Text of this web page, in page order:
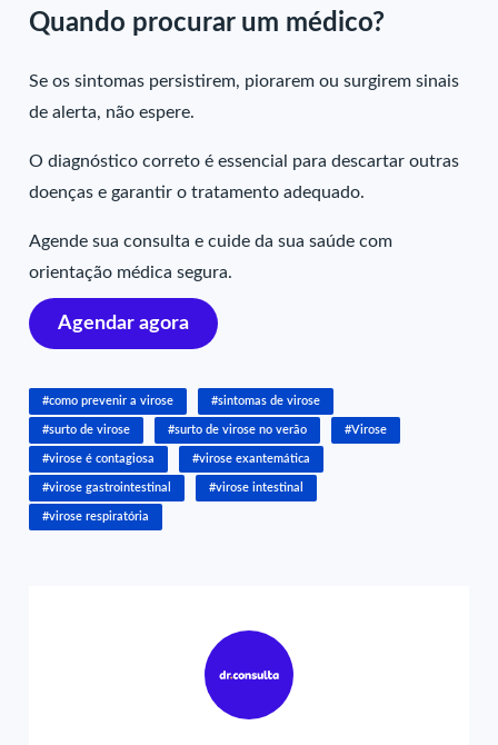
Quando procurar um médico?
Se os sintomas persistirem, piorarem ou surgirem sinais
de alerta, não espere.
O diagnóstico correto é essencial para descartar outras
doenças e garantir o tratamento adequado.
Agende sua consulta e cuide da sua saúde com
orientação médica segura.
Agendar agora
#como prevenir a virose #sintomas de virose
#surto de virose #surto de virose no verão #Virose
#virose é contagiosa #virose exantemática
#virose gastrointestinal #virose intestinal
#virose respiratória